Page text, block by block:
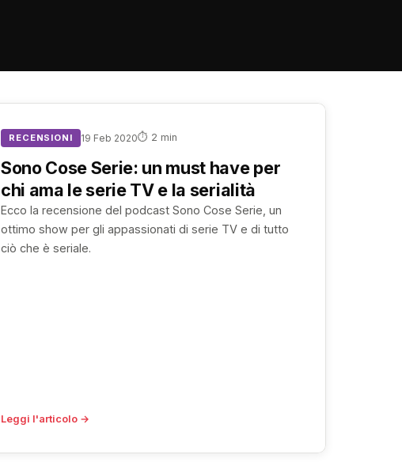
RECENSIONI 19 Feb 2020⏱ 2 min
Sono Cose Serie: un must have per
chi ama le serie TV e la serialità
Ecco la recensione del podcast Sono Cose Serie, un
ottimo show per gli appassionati di serie TV e di tutto
ciò che è seriale.
Leggi l'articolo →